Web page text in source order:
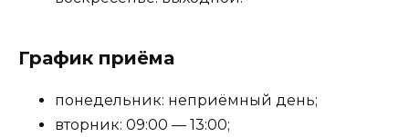
График приёма
понедельник: неприёмный день;
вторник: 09:00 — 13:00;